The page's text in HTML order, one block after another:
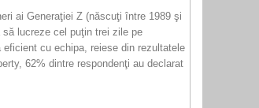
ai Generaţiei Z (născuţi între 1989 şi
lucreze cel puţin trei zile pe
cu echipa, reiese din rezultatele
62% dintre respondenţi au declarat